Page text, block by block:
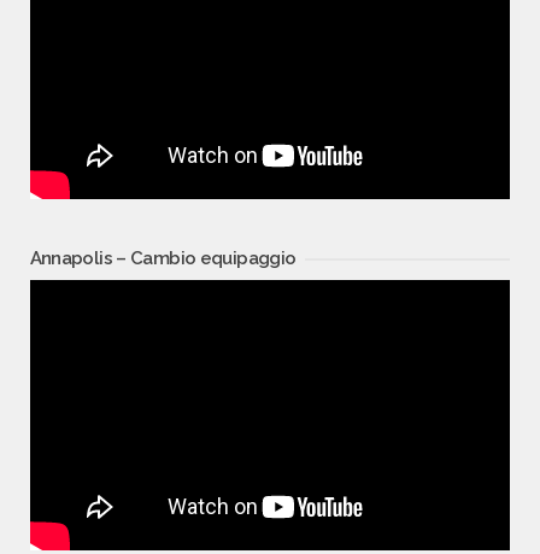
Annapolis – Cambio equipaggio